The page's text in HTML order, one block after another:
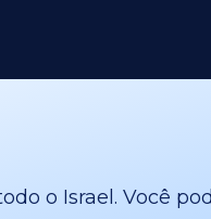
o Israel. Você